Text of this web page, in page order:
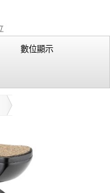
數位顯示